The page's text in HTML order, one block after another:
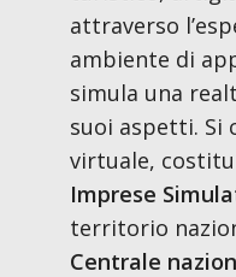
attraverso
ambiente di
simula una
suoi aspetti. Si
virtuale,
Imprese
territorio
Centrale